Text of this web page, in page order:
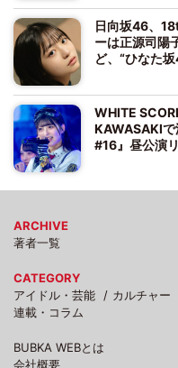
日向坂46、
ーは正源司陽
ど、“ひなた
WHITE
KAWASAKI
#16』昼公演
ARCHIVE
著者一覧
CATEGORY
アイドル・芸能
カルチャー
連載・コラム
BUBKA WEBとは
会社概要